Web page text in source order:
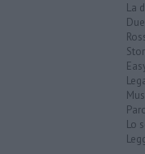
La
Lo